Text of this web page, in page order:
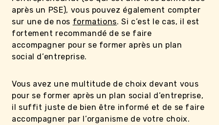
après un PSE), vous pouvez également compter
sur une de nos formations. Si c’est le cas, il est
fortement recommandé de se faire
accompagner pour se former après un plan
social d’entreprise.
Vous avez une multitude de choix devant vous
pour se former après un plan social d’entreprise,
il suffit juste de bien être informé et de se faire
accompagner par l’organisme de votre choix.